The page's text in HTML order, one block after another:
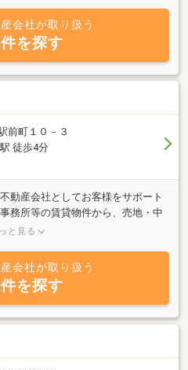
会社が取り扱う
を探す
前町１０－３
徒歩4分
動産会社としてお客様をサポート
務所等の賃貸物件から、売地・中
の住まい探しのことならいりさん
と見る
会社が取り扱う
を探す